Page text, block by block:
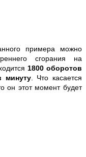
примера можно
сгорания на
1800 оборотов
минуту. Что касается
он этот момент будет